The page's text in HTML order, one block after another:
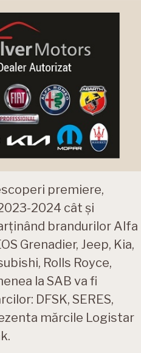
premiere,
2024 cât și
brandurilor Alfa
Grenadier, Jeep, Kia,
Rolls Royce,
la SAB va fi
DFSK, SERES,
mărcile Logistar